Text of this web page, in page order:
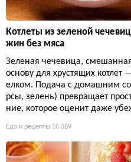
Котлеты из зеленой
жин без мяса
Зеленая чечевица,
основу для хрустящих
елком. Подача с домашним
рсы, зелень) превращает
ние, которое оценит даже
Еда и рецепты 16 369